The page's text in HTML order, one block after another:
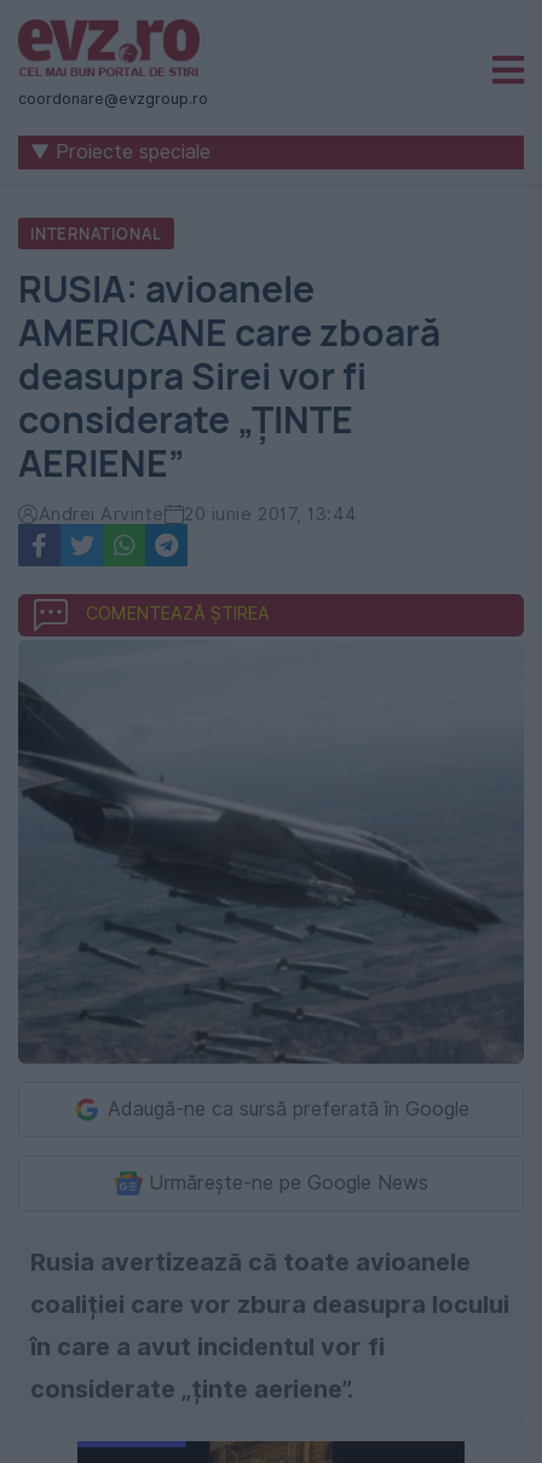
Știri
naționale
internaționale
România
-
Evenimentul
Zilei
coordonare@evzgroup.ro
▼ Proiecte speciale
INTERNATIONAL
RUSIA: avioanele
AMERICANE care zboară
deasupra Sirei vor fi
considerate „ŢINTE
AERIENE”
Andrei Arvinte 20 iunie 2017, 13:44
COMENTEAZĂ ȘTIREA
Adaugă-ne ca sursă preferată în Google
Urmărește-ne pe Google News
Rusia avertizează că toate avioanele
coaliției care vor zbura deasupra locului
în care a avut incidentul vor fi
considerate „ținte aeriene”.